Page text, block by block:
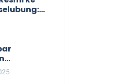
Juta
Tiket
Pihak
Nasib